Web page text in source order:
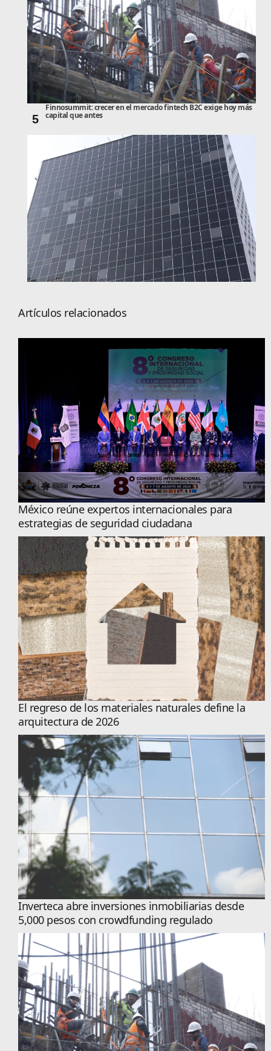
5
Finnosummit: crecer en el mercado fintech B2C exige hoy más
capital que antes
Artículos relacionados
México reúne expertos internacionales para
estrategias de seguridad ciudadana
El regreso de los materiales naturales define la
arquitectura de 2026
Inverteca abre inversiones inmobiliarias desde
5,000 pesos con crowdfunding regulado